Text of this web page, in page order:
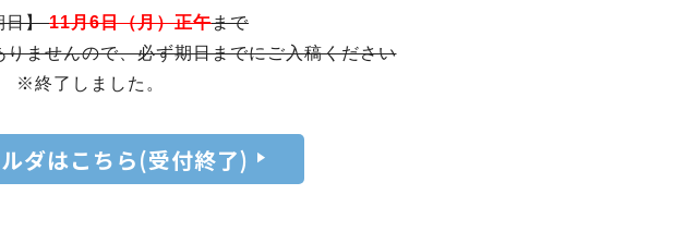
日】11月6日（月）正午まで
ませんので、必ず期日までにご入稿ください
※終了しました。
ダはこちら(受付終了)